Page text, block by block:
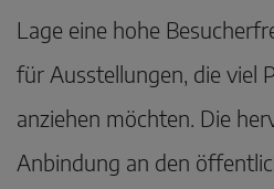
Lage eine hohe
für Ausstellungen, die viel
anziehen möchten. Die
Anbindung an den